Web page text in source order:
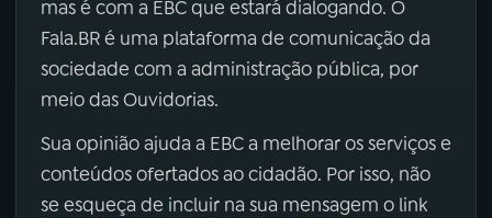
mas é com a EBC que estará dialogando. O
Fala.BR é uma plataforma de comunicação da
sociedade com a administração pública, por
meio das Ouvidorias.
Sua opinião ajuda a EBC a melhorar os serviços e
conteúdos ofertados ao cidadão. Por isso, não
se esqueça de incluir na sua mensagem o link